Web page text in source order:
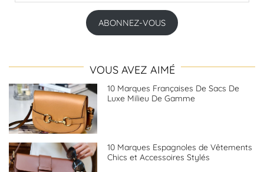
ABONNEZ-VOUS
VOUS AVEZ AIMÉ
10 Marques Françaises De Sacs De
Luxe Milieu De Gamme
10 Marques Espagnoles de Vêtements
Chics et Accessoires Stylés